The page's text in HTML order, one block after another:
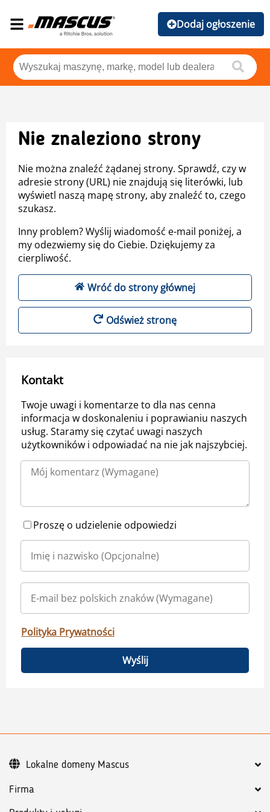
Dodaj ogłoszenie
Nie znaleziono strony
Nie można znaleźć żądanej strony. Sprawdź, czy w
adresie strony (URL) nie znajdują się literówki, lub
wyświetl naszą mapę strony, aby znaleźć to, czego
szukasz.
Inny problem? Wyślij wiadomość e-mail poniżej, a
my odezwiemy się do Ciebie. Dziękujemy za
cierpliwość.
Wróć do strony głównej
Odśwież stronę
Kontakt
Twoje uwagi i komentarze to dla nas cenna
informacja w doskonaleniu i poprawianiu naszych
usług. Staramy się czytać uwagi naszych
użytkowników i odpowiadać na nie jak najszybciej.
Proszę o udzielenie odpowiedzi
Polityka Prywatności
Wyślij
Firma
Lokalne domeny Mascus